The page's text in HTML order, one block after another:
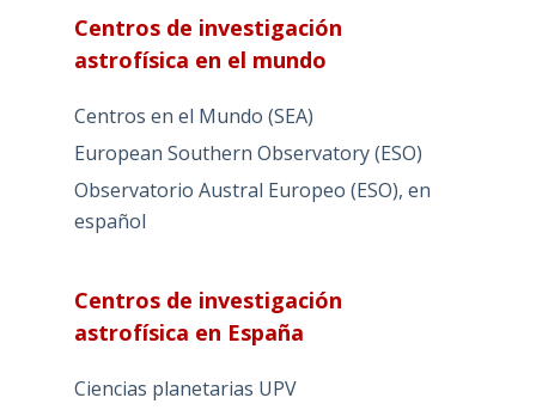
Centros de investigación
astrofísica en el mundo
Centros en el Mundo (SEA)
European Southern Observatory (ESO)
Observatorio Austral Europeo (ESO), en
español
Centros de investigación
astrofísica en España
Ciencias planetarias UPV